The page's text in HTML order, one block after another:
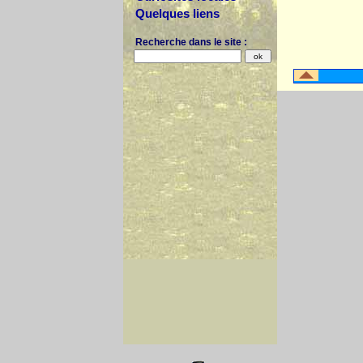
Quelques liens
Recherche dans le site :